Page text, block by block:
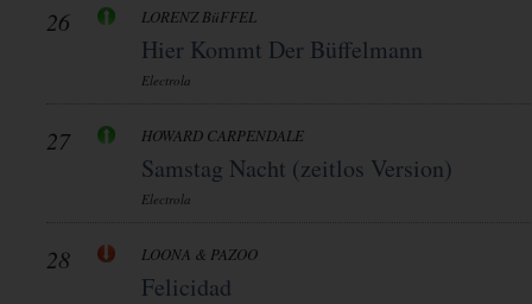
26 LORENZ BüFFEL
Hier Kommt Der Büffelmann
Electrola
27 HOWARD CARPENDALE
Samstag Nacht (zeitlos Version)
Electrola
28 LOONA & PAZOO
Felicidad